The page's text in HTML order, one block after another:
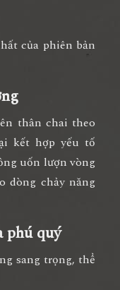
của phiên bản
thân chai theo
kết hợp yếu tố
uốn lượn vòng
dòng chảy năng
phú quý
sang trọng, thể